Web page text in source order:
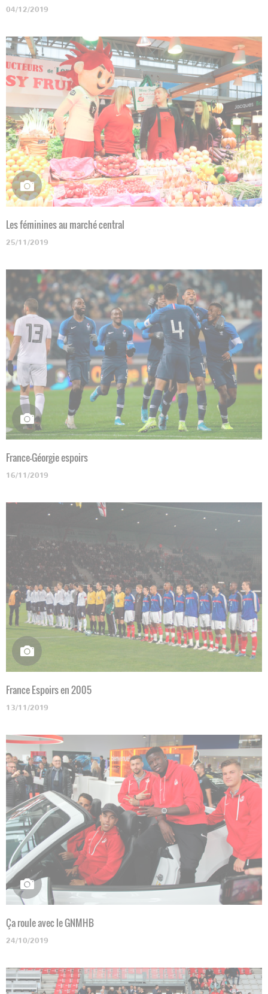
04/12/2019
Les féminines au marché central
25/11/2019
France-Géorgie espoirs
16/11/2019
France Espoirs en 2005
13/11/2019
Ça roule avec le GNMHB
24/10/2019